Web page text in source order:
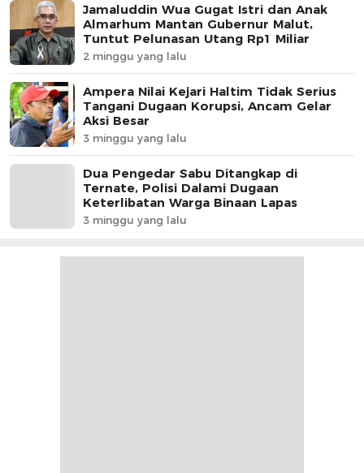
Jamaluddin Wua Gugat Istri dan Anak
Almarhum Mantan Gubernur Malut,
Tuntut Pelunasan Utang Rp1 Miliar
2 minggu yang lalu
Ampera Nilai Kejari Haltim Tidak Serius
Tangani Dugaan Korupsi, Ancam Gelar
Aksi Besar
3 minggu yang lalu
Dua Pengedar Sabu Ditangkap di
Ternate, Polisi Dalami Dugaan
Keterlibatan Warga Binaan Lapas
3 minggu yang lalu